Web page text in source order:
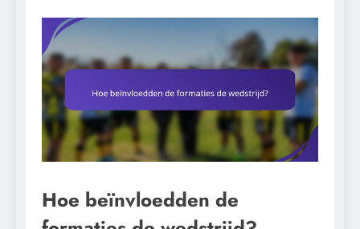
Hoe beïnvloedden de